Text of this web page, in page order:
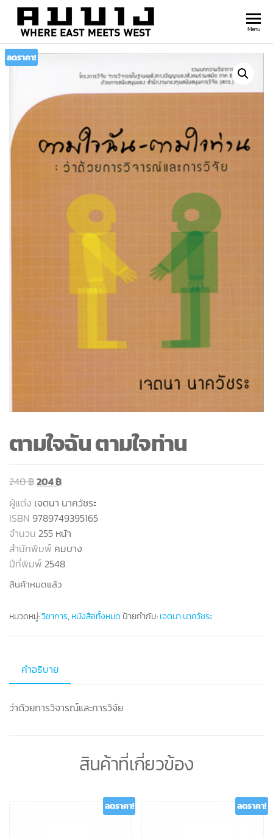
พิมพ์
คมบาง
east
meets
west
Menu
ลดราคา!
ตามใจฉัน ตามใจท่าน
240฿204฿
ผู้แต่ง เจตนา นาควัชระ
ISBN 9789749395165
จำนวน 255 หน้า
สำนักพิมพ์ คมบาง
ปีที่พิมพ์ 2548
สินค้าหมดแล้ว
หมวดหมู่:วิชาการ, หนังสือทั้งหมด ป้ายกำกับ:เจตนา นาควัชระ
คำอธิบาย
ว่าด้วยการวิจารณ์และการวิจัย
สินค้าที่เกี่ยวข้อง
ลดราคา! ลดราคา!